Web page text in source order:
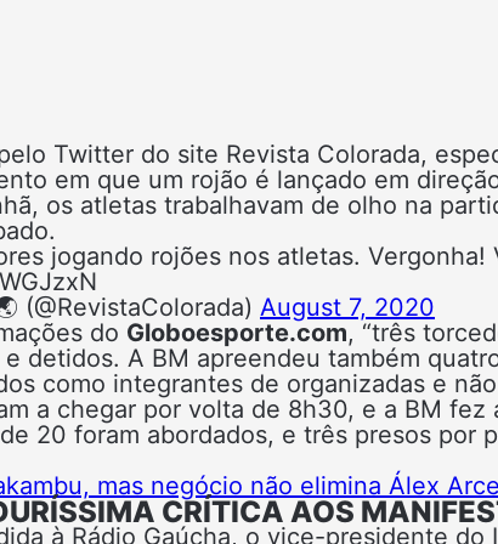
Twitter do site Revista Colorada,
em que um rojão é lançado em
os atletas trabalhavam de olho na
jogando rojões nos atletas. Vergonha!
(@RevistaColorada) August 7, 2020
do Globoesporte.com, “três
detidos. A BM apreendeu também
como integrantes de organizadas e
a chegar por volta de 8h30, e a BM fez
20 foram abordados, e três presos por
mas negócio não elimina Álex
CRÍTICA AOS
à Rádio Gaúcha, o vice-presidente